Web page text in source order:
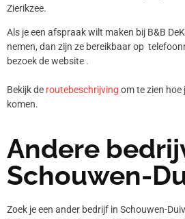
Zierikzee.
Als je een afspraak wilt maken bij B&B
nemen, dan zijn ze bereikbaar op
bezoek de website .
Bekijk de routebeschrijving om te zien hoe
komen.
Andere
Schouwen-
Zoek je een ander bedrijf in Schouwen-